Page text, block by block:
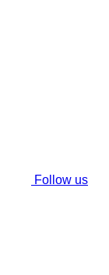
Follow us